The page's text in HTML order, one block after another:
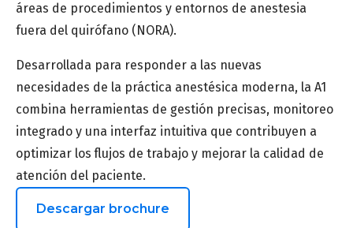
áreas de procedimientos y entornos de anestesia
fuera del quirófano (NORA).
Desarrollada para responder a las nuevas
necesidades de la práctica anestésica moderna, la A1
combina herramientas de gestión precisas, monitoreo
integrado y una interfaz intuitiva que contribuyen a
optimizar los flujos de trabajo y mejorar la calidad de
atención del paciente.
Descargar brochure